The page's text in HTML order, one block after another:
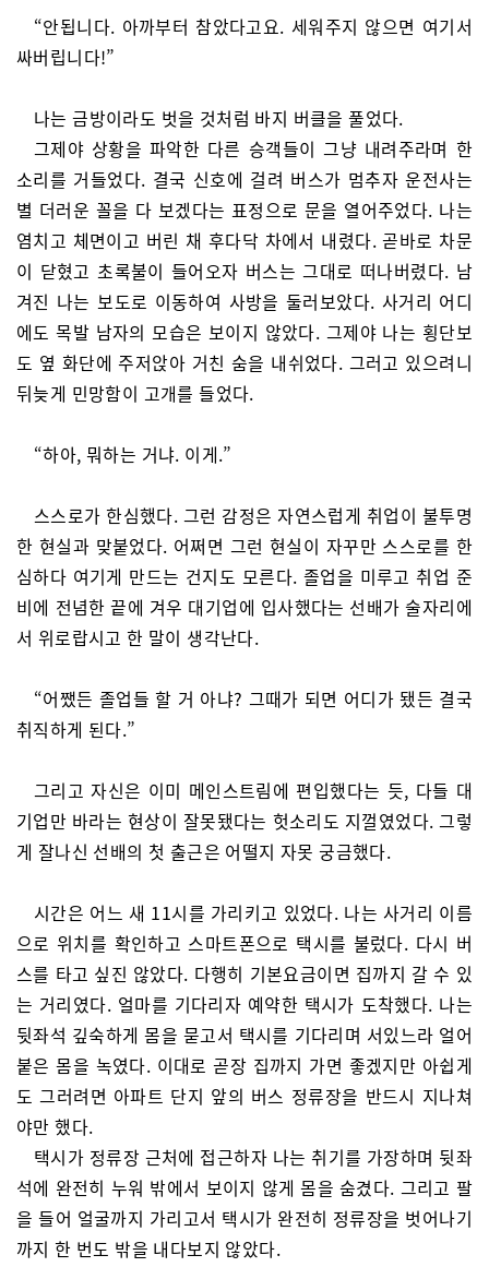
“안됩니다. 아까부터 참았다고요. 세워주지 않으면 여기서
싸버립니다!”
나는 금방이라도 벗을 것처럼 바지 버클을 풀었다.
그제야 상황을 파악한 다른 승객들이 그냥 내려주라며 한
소리를 거들었다. 결국 신호에 걸려 버스가 멈추자 운전사는
별 더러운 꼴을 다 보겠다는 표정으로 문을 열어주었다. 나는
염치고 체면이고 버린 채 후다닥 차에서 내렸다. 곧바로 차문
이 닫혔고 초록불이 들어오자 버스는 그대로 떠나버렸다. 남
겨진 나는 보도로 이동하여 사방을 둘러보았다. 사거리 어디
에도 목발 남자의 모습은 보이지 않았다. 그제야 나는 횡단보
도 옆 화단에 주저앉아 거친 숨을 내쉬었다. 그러고 있으려니
뒤늦게 민망함이 고개를 들었다.
“하아, 뭐하는 거냐. 이게.”
스스로가 한심했다. 그런 감정은 자연스럽게 취업이 불투명
한 현실과 맞붙었다. 어쩌면 그런 현실이 자꾸만 스스로를 한
심하다 여기게 만드는 건지도 모른다. 졸업을 미루고 취업 준
비에 전념한 끝에 겨우 대기업에 입사했다는 선배가 술자리에
서 위로랍시고 한 말이 생각난다.
“어쨌든 졸업들 할 거 아냐? 그때가 되면 어디가 됐든 결국
취직하게 된다.”
그리고 자신은 이미 메인스트림에 편입했다는 듯, 다들 대
기업만 바라는 현상이 잘못됐다는 헛소리도 지껄였었다. 그렇
게 잘나신 선배의 첫 출근은 어떨지 자못 궁금했다.
시간은 어느 새 11시를 가리키고 있었다. 나는 사거리 이름
으로 위치를 확인하고 스마트폰으로 택시를 불렀다. 다시 버
스를 타고 싶진 않았다. 다행히 기본요금이면 집까지 갈 수 있
는 거리였다. 얼마를 기다리자 예약한 택시가 도착했다. 나는
뒷좌석 깊숙하게 몸을 묻고서 택시를 기다리며 서있느라 얼어
붙은 몸을 녹였다. 이대로 곧장 집까지 가면 좋겠지만 아쉽게
도 그러려면 아파트 단지 앞의 버스 정류장을 반드시 지나쳐
야만 했다.
택시가 정류장 근처에 접근하자 나는 취기를 가장하며 뒷좌
석에 완전히 누워 밖에서 보이지 않게 몸을 숨겼다. 그리고 팔
을 들어 얼굴까지 가리고서 택시가 완전히 정류장을 벗어나기
까지 한 번도 밖을 내다보지 않았다.